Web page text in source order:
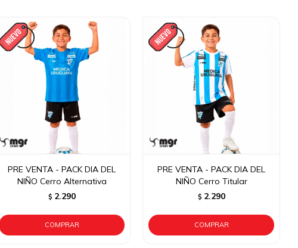
PRE VENTA - PACK DIA DEL
NIÑO Cerro Alternativa
$ 2.290
PRE VENTA - PACK DIA DEL
NIÑO Cerro Titular
$ 2.290